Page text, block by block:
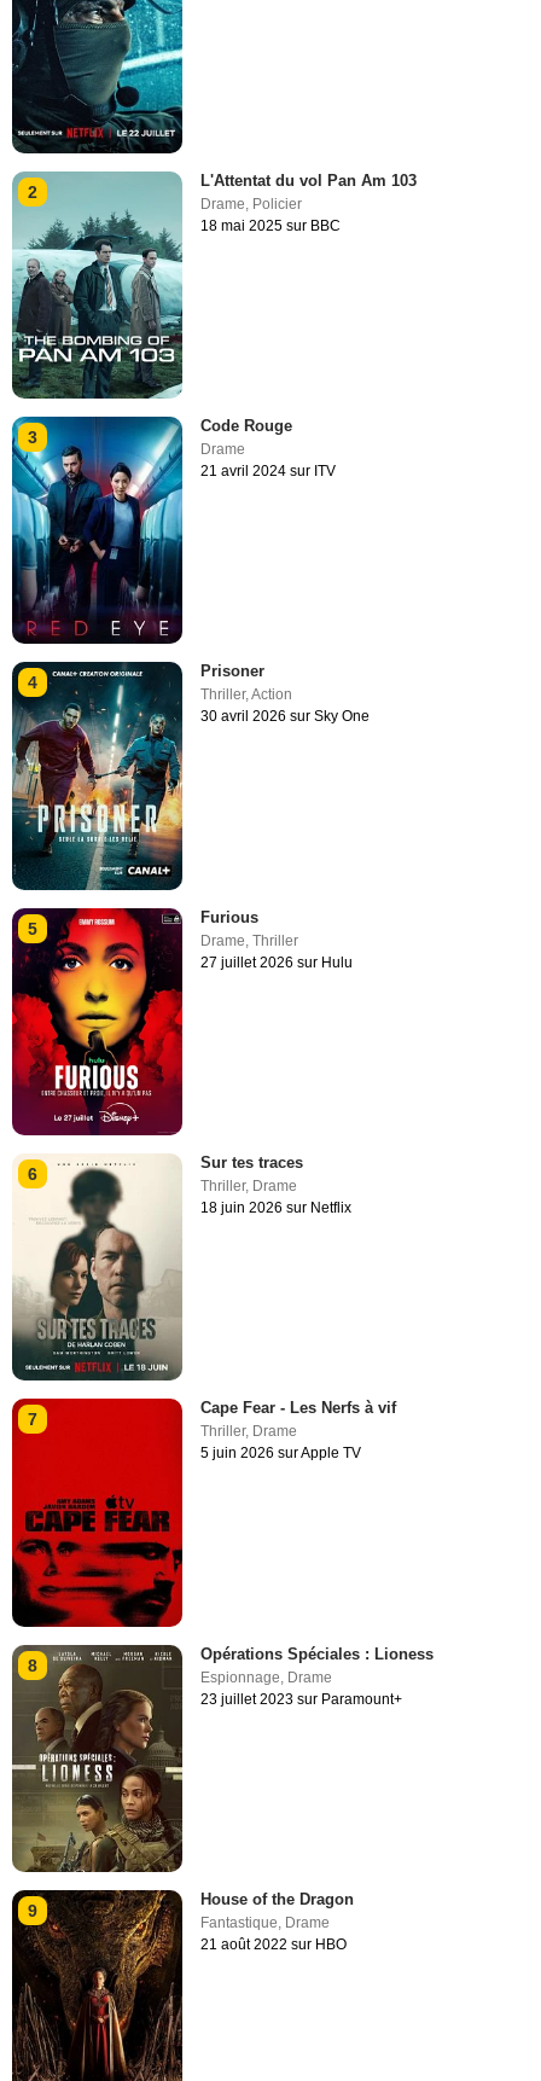
2
L'Attentat du vol Pan Am 103
Drame, Policier
18 mai 2025 sur BBC
3
Code Rouge
Drame
21 avril 2024 sur ITV
4
Prisoner
Thriller,Action
30 avril 2026 sur Sky One
5
Furious
Drame ,Thriller
27 juillet 2026 sur Hulu
6
Sur tes traces
Thriller, Drame
18 juin 2026 sur Netflix
7
Cape Fear - Les Nerfs à vif
Thriller, Drame
5 juin 2026 sur Apple TV
8
Opérations Spéciales : Lioness
Espionnage Drame
23 juillet 2023 sur Paramount+
9
House of the Dragon
Fantastique, Drame
21 août 2022 sur HBO